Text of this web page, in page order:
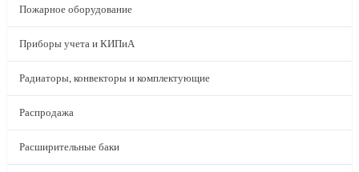
Пожарное оборудование
Приборы учета и КИПиА
Радиаторы, конвекторы и комплектующие
Распродажа
Расширительные баки